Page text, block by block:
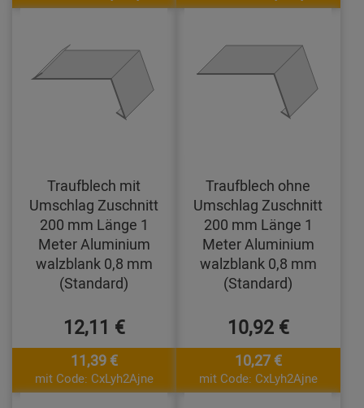
Traufblech mit
Umschlag Zuschnitt
200 mm Länge 1
Meter Aluminium
walzblank 0,8 mm
(Standard)
12,11 €
11,39 €
mit Code: CxLyh2Ajne
Traufblech ohne
Umschlag Zuschnitt
200 mm Länge 1
Meter Aluminium
walzblank 0,8 mm
(Standard)
10,92 €
10,27 €
mit Code: CxLyh2Ajne